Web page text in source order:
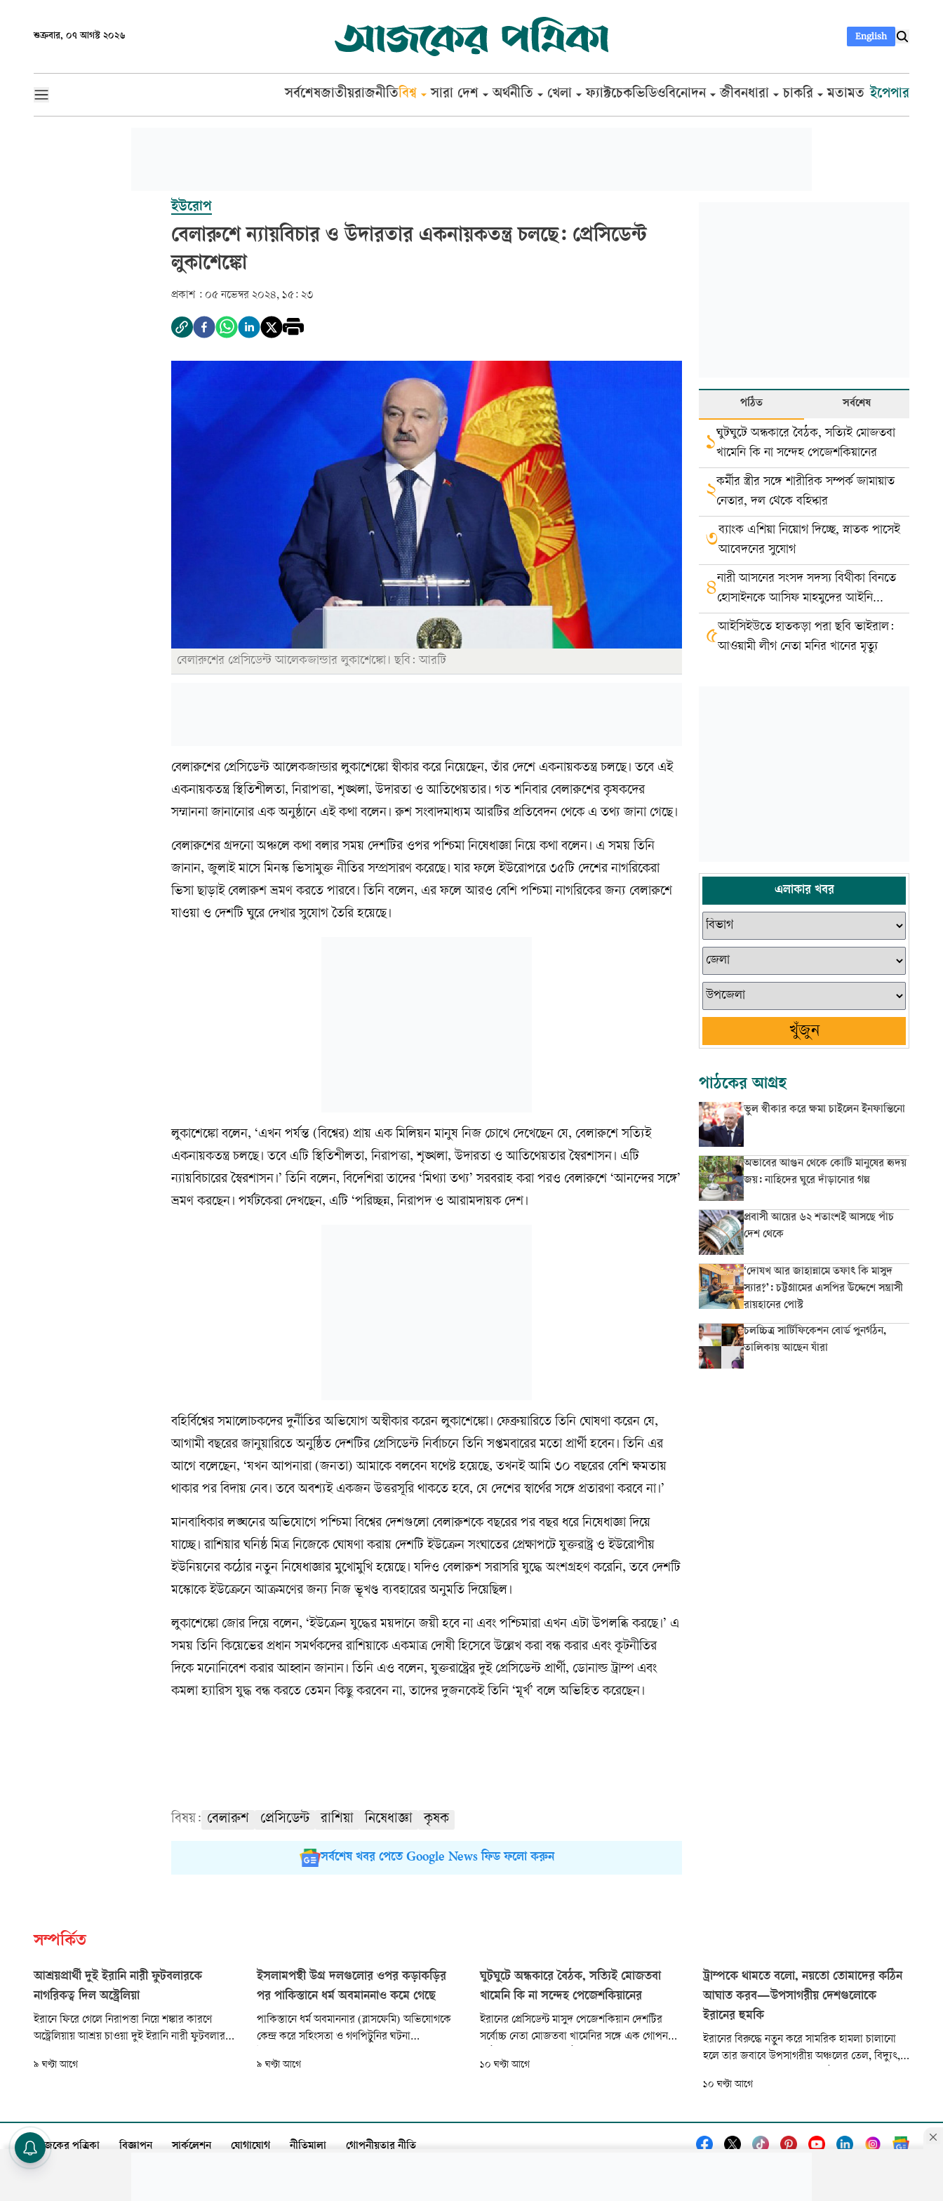
শুক্রবার, ০৭ আগস্ট ২০২৬ English
সর্বশেষজাতীয়রাজনীতিবিশ্ব সারা দেশ অর্থনীতি খেলা ফ্যাক্টচেকভিডিওবিনোদন জীবনধারা চাকরি মতামত ইপেপার
ইউরোপ
বেলারুশে ন্যায়বিচার ও উদারতার একনায়কতন্ত্র চলছে: প্রেসিডেন্ট
লুকাশেঙ্কো
প্রকাশ : ০৫ নভেম্বর ২০২৪, ১৫: ২৩
বেলারুশের প্রেসিডেন্ট আলেকজান্ডার লুকাশেঙ্কো। ছবি: আরটি
বেলারুশের প্রেসিডেন্ট আলেকজান্ডার লুকাশেঙ্কো স্বীকার করে নিয়েছেন, তাঁর দেশে একনায়কতন্ত্র চলছে। তবে এই
একনায়কতন্ত্র স্থিতিশীলতা, নিরাপত্তা, শৃঙ্খলা, উদারতা ও আতিথেয়তার। গত শনিবার বেলারুশের কৃষকদের
সম্মাননা জানানোর এক অনুষ্ঠানে এই কথা বলেন। রুশ সংবাদমাধ্যম আরটির প্রতিবেদন থেকে এ তথ্য জানা গেছে।
বেলারুশের গ্রদনো অঞ্চলে কথা বলার সময় দেশটির ওপর পশ্চিমা নিষেধাজ্ঞা নিয়ে কথা বলেন। এ সময় তিনি
জানান, জুলাই মাসে মিনস্ক ভিসামুক্ত নীতির সম্প্রসারণ করেছে। যার ফলে ইউরোপরে ৩৫টি দেশের নাগরিকেরা
ভিসা ছাড়াই বেলারুশ ভ্রমণ করতে পারবে। তিনি বলেন, এর ফলে আরও বেশি পশ্চিমা নাগরিকের জন্য বেলারুশে
যাওয়া ও দেশটি ঘুরে দেখার সুযোগ তৈরি হয়েছে।
লুকাশেঙ্কো বলেন, ‘এখন পর্যন্ত (বিশ্বের) প্রায় এক মিলিয়ন মানুষ নিজ চোখে দেখেছেন যে, বেলারুশে সত্যিই
একনায়কতন্ত্র চলছে। তবে এটি স্থিতিশীলতা, নিরাপত্তা, শৃঙ্খলা, উদারতা ও আতিথেয়তার স্বৈরশাসন। এটি
ন্যায়বিচারের স্বৈরশাসন।’ তিনি বলেন, বিদেশিরা তাদের ‘মিথ্যা তথ্য’ সরবরাহ করা পরও বেলারুশে ‘আনন্দের সঙ্গে’
ভ্রমণ করছেন। পর্যটকেরা দেখছেন, এটি ‘পরিচ্ছন্ন, নিরাপদ ও আরামদায়ক দেশ।
বহির্বিশ্বের সমালোচকদের দুর্নীতির অভিযোগ অস্বীকার করেন লুকাশেঙ্কো। ফেব্রুয়ারিতে তিনি ঘোষণা করেন যে,
আগামী বছরের জানুয়ারিতে অনুষ্ঠিত দেশটির প্রেসিডেন্ট নির্বাচনে তিনি সপ্তমবারের মতো প্রার্থী হবেন। তিনি এর
আগে বলেছেন, ‘যখন আপনারা (জনতা) আমাকে বলবেন যথেষ্ট হয়েছে, তখনই আমি ৩০ বছরের বেশি ক্ষমতায়
থাকার পর বিদায় নেব। তবে অবশ্যই একজন উত্তরসূরি থাকতে হবে, যে দেশের স্বার্থের সঙ্গে প্রতারণা করবে না।’
মানবাধিকার লঙ্ঘনের অভিযোগে পশ্চিমা বিশ্বের দেশগুলো বেলারুশকে বছরের পর বছর ধরে নিষেধাজ্ঞা দিয়ে
যাচ্ছে। রাশিয়ার ঘনিষ্ঠ মিত্র নিজেকে ঘোষণা করায় দেশটি ইউক্রেন সংঘাতের প্রেক্ষাপটে যুক্তরাষ্ট্র ও ইউরোপীয়
ইউনিয়নের কঠোর নতুন নিষেধাজ্ঞার মুখোমুখি হয়েছে। যদিও বেলারুশ সরাসরি যুদ্ধে অংশগ্রহণ করেনি, তবে দেশটি
মস্কোকে ইউক্রেনে আক্রমণের জন্য নিজ ভূখণ্ড ব্যবহারের অনুমতি দিয়েছিল।
লুকাশেঙ্কো জোর দিয়ে বলেন, ‘ইউক্রেন যুদ্ধের ময়দানে জয়ী হবে না এবং পশ্চিমারা এখন এটা উপলব্ধি করছে।’ এ
সময় তিনি কিয়েভের প্রধান সমর্থকদের রাশিয়াকে একমাত্র দোষী হিসেবে উল্লেখ করা বন্ধ করার এবং কূটনীতির
দিকে মনোনিবেশ করার আহ্বান জানান। তিনি এও বলেন, যুক্তরাষ্ট্রের দুই প্রেসিডেন্ট প্রার্থী, ডোনাল্ড ট্রাম্প এবং
কমলা হ্যারিস যুদ্ধ বন্ধ করতে তেমন কিছু করবেন না, তাদের দুজনকেই তিনি ‘মূর্খ’ বলে অভিহিত করেছেন।
বিষয়: বেলারুশ প্রেসিডেন্ট রাশিয়া নিষেধাজ্ঞা কৃষক
সর্বশেষ খবর পেতে Google News ফিড ফলো করুন
পঠিত সর্বশেষ
১ঘুটঘুটে অন্ধকারে বৈঠক, সত্যিই মোজতবা
খামেনি কি না সন্দেহ পেজেশকিয়ানের
২কর্মীর স্ত্রীর সঙ্গে শারীরিক সম্পর্ক জামায়াত
নেতার, দল থেকে বহিষ্কার
৩ব্যাংক এশিয়া নিয়োগ দিচ্ছে, স্নাতক পাসেই
আবেদনের সুযোগ
৪নারী আসনের সংসদ সদস্য বিথীকা বিনতে
হোসাইনকে আসিফ মাহমুদের আইনি
নোটিশ
৫আইসিইউতে হাতকড়া পরা ছবি ভাইরাল:
আওয়ামী লীগ নেতা মনির খানের মৃত্যু
এলাকার খবর
খুঁজুন
পাঠকের আগ্রহ
ভুল স্বীকার করে ক্ষমা চাইলেন ইনফান্তিনো
অভাবের আগুন থেকে কোটি মানুষের হৃদয়
জয়: নাহিদের ঘুরে দাঁড়ানোর গল্প
প্রবাসী আয়ের ৬২ শতাংশই আসছে পাঁচ
দেশ থেকে
‘দোযখ আর জাহান্নামে তফাৎ কি মাসুদ
স্যার?’: চট্টগ্রামের এসপির উদ্দেশে সন্ত্রাসী
রায়হানের পোস্ট
চলচ্চিত্র সার্টিফিকেশন বোর্ড পুনর্গঠন,
তালিকায় আছেন যাঁরা
সম্পর্কিত
আশ্রয়প্রার্থী দুই ইরানি নারী ফুটবলারকে
নাগরিকত্ব দিল অস্ট্রেলিয়া
ইরানে ফিরে গেলে নিরাপত্তা নিয়ে শঙ্কার কারণে
অস্ট্রেলিয়ায় আশ্রয় চাওয়া দুই ইরানি নারী ফুটবলার
অস্ট্রেলিয়ার নাগরিকত্ব পেয়েছেন। নতুন নাগরিকত্ব
৯ ঘণ্টা আগে
ইসলামপন্থী উগ্র দলগুলোর ওপর কড়াকড়ির
পর পাকিস্তানে ধর্ম অবমাননাও কমে গেছে
পাকিস্তানে ধর্ম অবমাননার (ব্লাসফেমি) অভিযোগকে
কেন্দ্র করে সহিংসতা ও গণপিটুনির ঘটনা
মার্শাল আসিম মুনিরের তত্ত্বাবধানে উগ্র ইসলামপন্থী
বিশ্লেষকদের বরাতে জানিয়েছে রয়টার্স
৯ ঘণ্টা আগে
ঘুটঘুটে অন্ধকারে বৈঠক, সত্যিই মোজতবা
খামেনি কি না সন্দেহ পেজেশকিয়ানের
ইরানের প্রেসিডেন্ট মাসুদ পেজেশকিয়ান দেশটির
সর্বোচ্চ নেতা মোজতবা খামেনির সঙ্গে এক গোপন
পারেননি যে যাঁর সঙ্গে কথা বলেছেন তিনি সত্যিই
১০ ঘণ্টা আগে
ট্রাম্পকে থামতে বলো, নয়তো তোমাদের কঠিন
আঘাত করব—উপসাগরীয় দেশগুলোকে
ইরানের হুমকি
ইরানের বিরুদ্ধে নতুন করে সামরিক হামলা চালানো
হলে তার জবাবে উপসাগরীয় অঞ্চলের তেল, বিদ্যুৎ,
হানার হুঁশিয়ারি দিয়েছে তেহরান। একই সঙ্গে সৌদি
যুক্তরাষ্ট্রের প্রেসিডেন্ট ডোনাল্ড...
১০ ঘণ্টা আগে
আজকের পত্রিকা বিজ্ঞাপন সার্কুলেশন যোগাযোগ নীতিমালা গোপনীয়তার নীতি